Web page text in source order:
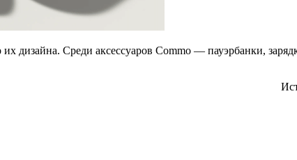
дизайна. Среди аксессуаров Commo — пауэрбанки,